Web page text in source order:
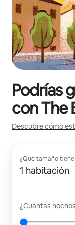
Podrías
conThe
Descubre cómo
¿Qué tamaño
1 habitación
¿Cuántas